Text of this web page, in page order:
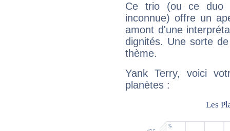
Ce trio (ou ce duo
inconnue) offre un
amont d'une
dignités. Une sorte
thème.
Yank Terry, voici
planètes :